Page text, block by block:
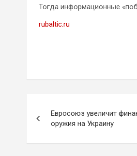
Тогда информационные
rubaltic.ru
по
записям
Евросоюз увеличит
оружия на Украину